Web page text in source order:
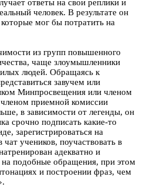
ответы на свои реплики и
человек. В результате он
мог бы потратить на
из групп повышенного
чаще злоумышленники
людей. Обращаясь к
завучем или
Минпросвещения или членом
приемной комиссии
в зависимости от легенды, он
срочно подписать какие-то
зарегистрироваться на
учеников, поучаствовать в
адекватно и
на подобные обращения, при этом
и построении фраз, чем